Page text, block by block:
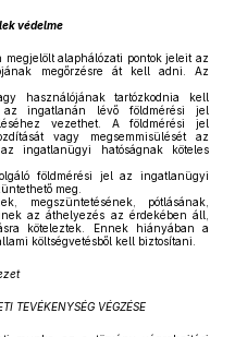
védelme
megjelölt alaphálózati pontok jeleit az
megőrzésre át kell adni. Az
használójának tartózkodnia kell
az ingatlanán lévő földmérési jel
vezethet. A földmérési jel
vagy megsemmisülését az
ingatlanügyi hatóságnak köteles
földmérési jel az ingatlanügyi
meg.
megszüntetésének, pótlásának,
az áthelyezés az érdekében áll,
köteleztek. Ennek hiányában a
költségvetésből kell biztosítani.
TEVÉKENYSÉG VÉGZÉSE